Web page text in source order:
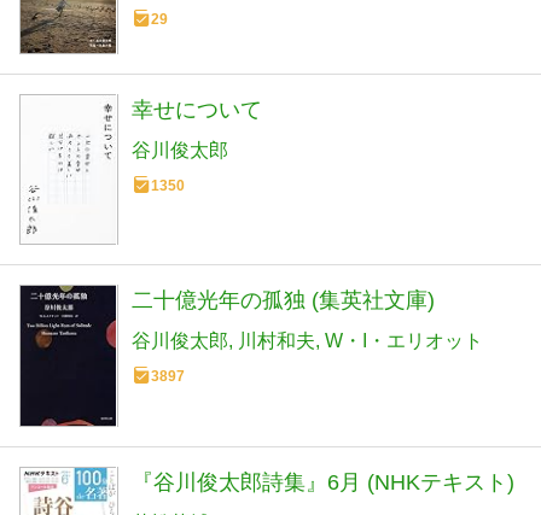
29
幸せについて
谷川俊太郎
1350
二十億光年の孤独 (集英社文庫)
谷川俊太郎 川村和夫 W・I・エリオット
3897
『谷川俊太郎詩集』6月 (NHKテキスト)